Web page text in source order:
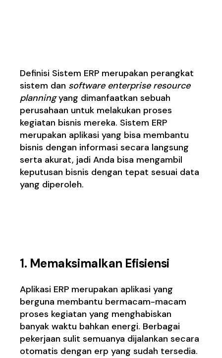
Definisi Sistem ERP merupakan perangkat
sistem dan software enterprise resource
planningyang dimanfaatkan sebuah
perusahaan untuk melakukan proses
kegiatan bisnis mereka. Sistem ERP
merupakan aplikasi yang bisa membantu
bisnis dengan informasi secara langsung
serta akurat, jadi Anda bisa mengambil
keputusan bisnis dengan tepat sesuai data
yang diperoleh.
1. Memaksimalkan Efisiensi
Aplikasi ERP merupakan aplikasi yang
berguna membantu bermacam-macam
proses kegiatan yang menghabiskan
banyak waktu bahkan energi. Berbagai
pekerjaan sulit semuanya dijalankan secara
otomatis dengan erp yang sudah tersedia.